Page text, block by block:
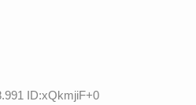
ID:xQkmjiF+0